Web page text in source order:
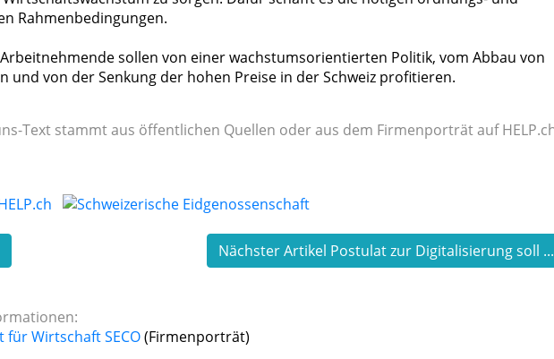
Rahmenbedingungen.
sollen von einer wachstumsorientierten Politik, vom Abbau von
und von der Senkung der hohen Preise in der Schweiz profitieren.
Text stammt aus öffentlichen Quellen oder aus dem Firmenporträt auf
Nächster Artikel Postulat zur Digitalisierung soll
Wirtschaft SECO(Firmenporträt)